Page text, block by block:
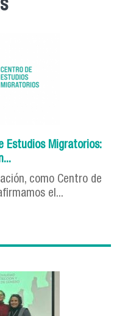
Estudios Migratorios:
como Centro de
el...